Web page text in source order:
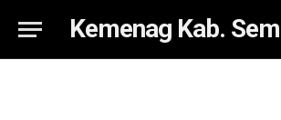
Kemenag Kab.